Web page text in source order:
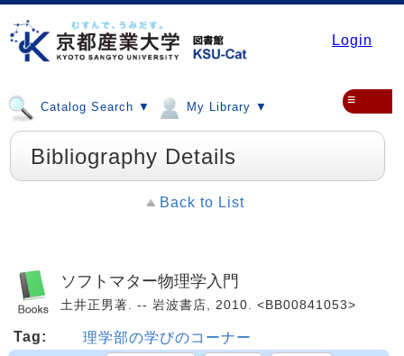
Login
Catalog Search ▼ My Library ▼ ≡
Bibliography Details
Back to List
ソフトマター物理学入門
土井正男著. -- 岩波書店, 2010. <BB00841053>
Tag:
理学部の学びのコーナー